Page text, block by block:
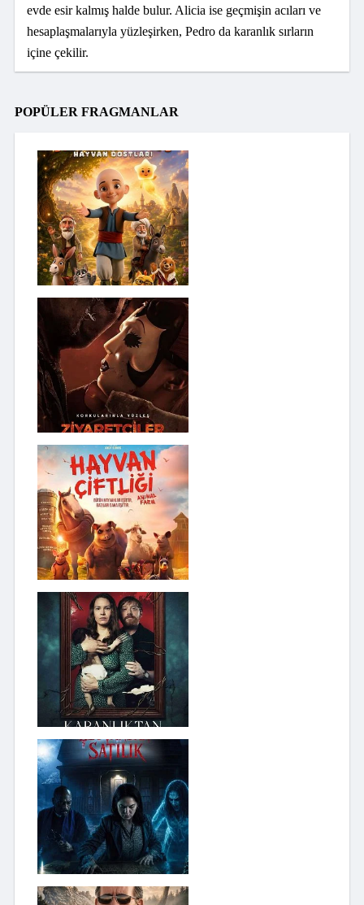
evde esir kalmış halde bulur. Alicia ise geçmişin acıları ve
hesaplaşmalarıyla yüzleşirken, Pedro da karanlık sırların
içine çekilir.
POPÜLER FRAGMANLAR